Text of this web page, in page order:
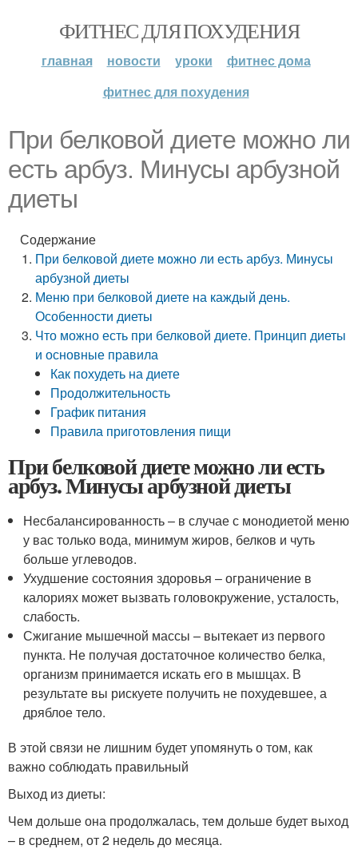
ФИТНЕС ДЛЯ ПОХУДЕНИЯ
главная новости уроки
фитнес дома
фитнес для похудения
При белковой диете можно ли
есть арбуз. Минусы арбузной
диеты
Содержание
При белковой диете можно ли есть арбуз. Минусы
арбузной диеты
Меню при белковой диете на каждый день.
Особенности диеты
Что можно есть при белковой диете. Принцип диеты
и основные правила
Как похудеть на диете
Продолжительность
График питания
Правила приготовления пищи
При белковой диете можно ли есть
арбуз. Минусы арбузной диеты
Несбалансированность – в случае с монодиетой меню
у вас только вода, минимум жиров, белков и чуть
больше углеводов.
Ухудшение состояния здоровья – ограничение в
калориях может вызвать головокружение, усталость,
слабость.
Сжигание мышечной массы – вытекает из первого
пункта. Не получая достаточное количество белка,
организм принимается искать его в мышцах. В
результате вы рискуете получить не похудевшее, а
дряблое тело.
В этой связи не лишним будет упомянуть о том, как
важно соблюдать правильный
Выход из диеты:
Чем дольше она продолжалась, тем дольше будет выход
– в среднем, от 2 недель до месяца.